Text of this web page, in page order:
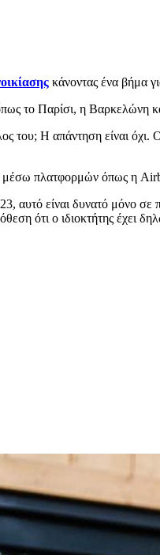
κάνοντας ένα βήμα
το Παρίσι, η Βαρκελώνη
του; Η απάντηση είναι όχι.
μέσω πλατφορμών όπως η
είναι δυνατό μόνο σε
ότι ο ιδιοκτήτης έχει